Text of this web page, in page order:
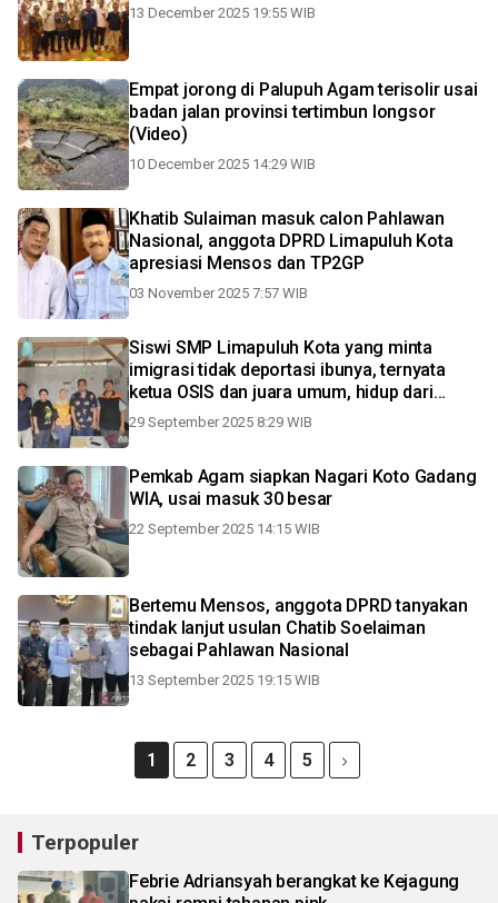
13 December 2025 19:55 WIB
Empat jorong di Palupuh Agam terisolir usai
badan jalan provinsi tertimbun longsor
(Video)
10 December 2025 14:29 WIB
Khatib Sulaiman masuk calon Pahlawan
Nasional, anggota DPRD Limapuluh Kota
apresiasi Mensos dan TP2GP
03 November 2025 7:57 WIB
Siswi SMP Limapuluh Kota yang minta
imigrasi tidak deportasi ibunya, ternyata
ketua OSIS dan juara umum, hidup dari
mengembala kambing
29 September 2025 8:29 WIB
Pemkab Agam siapkan Nagari Koto Gadang
WIA, usai masuk 30 besar
22 September 2025 14:15 WIB
Bertemu Mensos, anggota DPRD tanyakan
tindak lanjut usulan Chatib Soelaiman
sebagai Pahlawan Nasional
13 September 2025 19:15 WIB
1 2 3 4 5
Terpopuler
Febrie Adriansyah berangkat ke Kejagung